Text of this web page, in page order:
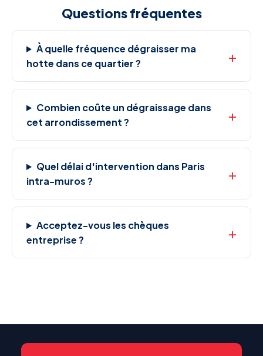
Questions fréquentes
À quelle fréquence dégraisser ma
hotte dans ce quartier ?
Combien coûte un dégraissage dans
cet arrondissement ?
Quel délai d'intervention dans Paris
intra-muros ?
Acceptez-vous les chèques
entreprise ?